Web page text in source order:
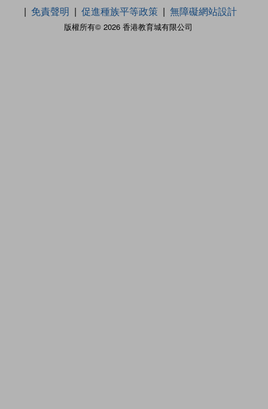
版權所有© 2026 香港教育城有限公司
免責聲明
促進種族平等政策 無障礙網站設計